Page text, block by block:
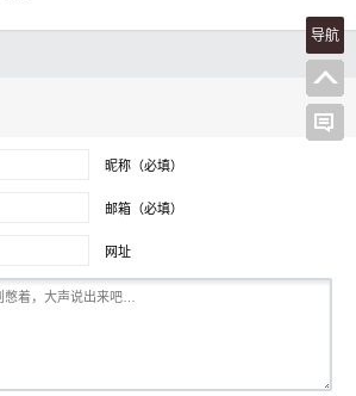
昵称（必填）
邮箱（必填）
网址
导航